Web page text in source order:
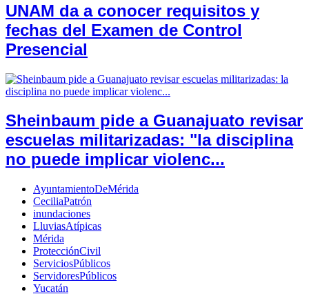
UNAM da a conocer requisitos y
fechas del Examen de Control
Presencial
Sheinbaum pide a Guanajuato revisar
escuelas militarizadas: "la disciplina
no puede implicar violenc...
AyuntamientoDeMérida
CeciliaPatrón
inundaciones
LluviasAtípicas
Mérida
ProtecciónCivil
ServiciosPúblicos
ServidoresPúblicos
Yucatán